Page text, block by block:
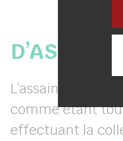
LE
comme étant
effectuant la